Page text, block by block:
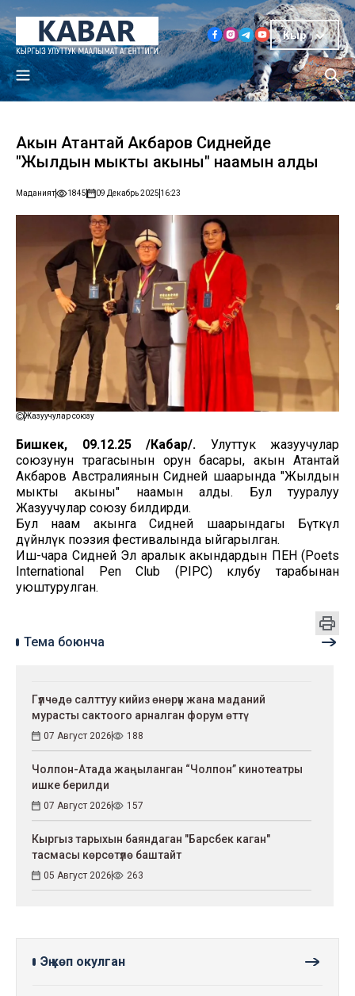
Кыр
Акын Атантай Акбаров Сиднейде
"Жылдын мыкты акыны" наамын алды
Маданият 1845 09 Декабрь 2025 16:23
Жазуучулар союзу
Бишкек, 09.12.25 /Кабар/. Улуттук жазуучулар
союзунун төрагасынын орун басары, акын Атантай
Акбаров Австралиянын Сидней шаарында "Жылдын
мыкты акыны" наамын алды. Бул тууралуу
Жазуучулар союзу билдирди.
Бул наам акынга Сидней шаарындагы Бүткүл
дүйнөлүк поэзия фестивалында ыйгарылган.
Иш-чара Сидней Эл аралык акындардын ПЕН (Poets
International Pen Club (PIPC) клубу тарабынан
уюштурулган.
Тема боюнча
Гүлчөдө салттуу кийиз өнөрүн жана маданий
мурасты сактоого арналган форум өттү
07 Август 2026 188
Чолпон-Атада жаңыланган “Чолпон” кинотеатры
ишке берилди
07 Август 2026 157
Кыргыз тарыхын баяндаган "Барсбек каган"
тасмасы көрсөтүлө баштайт
05 Август 2026 263
Эң көп окулган